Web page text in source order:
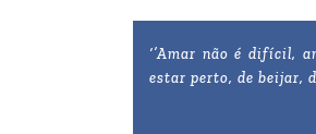
‘’Amar não é difícil,
estar perto, de beijar,